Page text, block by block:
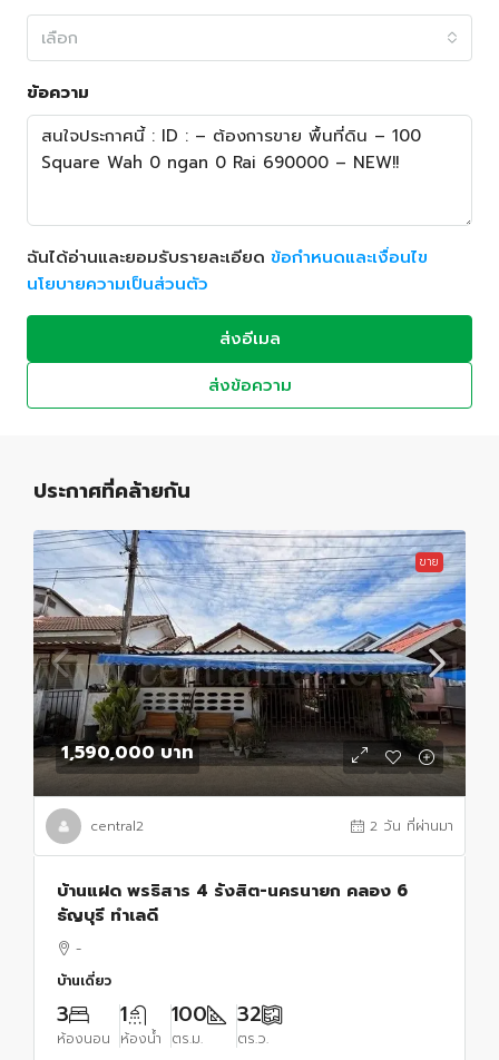
เลือก
ข้อความ
ฉันได้อ่านและยอมรับรายละเอียด ข้อกำหนดและเงื่อนไข
นโยบายความเป็นส่วนตัว
ส่งอีเมล
ส่งข้อความ
ประกาศที่คล้ายกัน
ขาย
1,590,000 บาท
central2 2 วัน ที่ผ่านมา
บ้านแฝด พรธิสาร 4 รังสิต-นครนายก คลอง 6
ธัญบุรี ทำเลดี
-
บ้านเดี่ยว
3
ห้องนอน
1
ห้องน้ำ
100
ตร.ม.
32
ตร.ว.